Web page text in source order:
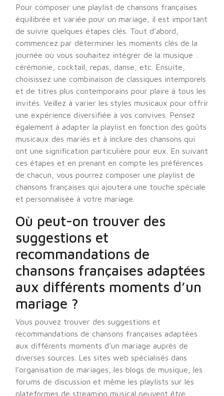
Pour composer une playlist de chansons françaises
équilibrée et variée pour un mariage, il est important
de suivre quelques étapes clés. Tout d’abord,
commencez par déterminer les moments clés de la
journée où vous souhaitez intégrer de la musique :
cérémonie, cocktail, repas, danse, etc. Ensuite,
choisissez une combinaison de classiques intemporels
et de titres plus contemporains pour plaire à tous les
invités. Veillez à varier les styles musicaux pour offrir
une expérience diversifiée à vos convives. Pensez
également à adapter la playlist en fonction des goûts
musicaux des mariés et à inclure des chansons qui
ont une signification particulière pour eux. En suivant
ces étapes et en prenant en compte les préférences
de chacun, vous pourrez composer une playlist de
chansons françaises qui ajoutera une touche spéciale
et personnalisée à votre mariage.
Où peut-on trouver des
suggestions et
recommandations de
chansons françaises adaptées
aux différents moments d’un
mariage ?
Vous pouvez trouver des suggestions et
recommandations de chansons françaises adaptées
aux différents moments d’un mariage auprès de
diverses sources. Les sites web spécialisés dans
l’organisation de mariages, les blogs de musique, les
forums de discussion et même les playlists sur les
plateformes de streaming musical peuvent être